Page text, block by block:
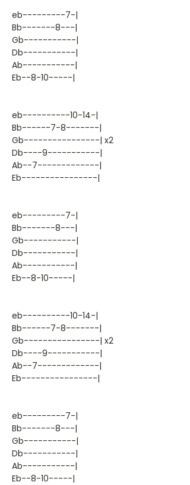
eb---------7-|
Bb-------8---|
Gb-----------|
Db-----------|
Ab-----------|
Eb--8-10-----|
eb----------10-14-|
Bb------7-8-------|
Gb----------------| x2
Db----9-----------|
Ab--7-------------|
Eb----------------|
eb---------7-|
Bb-------8---|
Gb-----------|
Db-----------|
Ab-----------|
Eb--8-10-----|
eb----------10-14-|
Bb------7-8-------|
Gb----------------| x2
Db----9-----------|
Ab--7-------------|
Eb----------------|
eb---------7-|
Bb-------8---|
Gb-----------|
Db-----------|
Ab-----------|
Eb--8-10-----|